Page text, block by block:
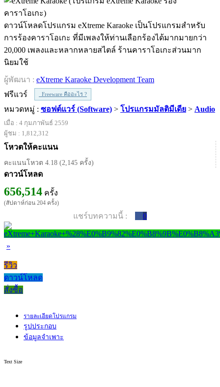
ดาวน์โหลดโปรแกรม eXtreme Karaoke เป็นโปรแกรมสำหรับ
การร้องคาราโอเกะ ที่มีเพลงให้ท่านเลือกร้องได้มากมายกว่า
20,000 เพลงและหลากหลายสไตล์ ร้านคาราโอเกะส่วนมาก
นิยมใช้
ผู้พัฒนา : eXtreme Karaoke Development Team
ฟรีแวร์
Freeware คืออะไร ?
หมวดหมู่ : ซอฟต์แวร์ (Software) > โปรแกรมมัลติมีเดีย > Audio
เมื่อ : 4 กุมภาพันธ์ 2559
ผู้ชม : 1,812,312
โหวตให้คะแนน
คะแนนโหวต 4.18 (2,145 ครั้ง)
ดาวน์โหลด
656,514 ครั้ง
(สัปดาห์ก่อน 204 ครั้ง)
แชร์บทความนี้ : 0
»
รีวิว
ดาวน์โหลด
สั่งซื้อ
รายละเอียดโปรแกรม
รูปประกอบ
ข้อมูลจำเพาะ
Text Size